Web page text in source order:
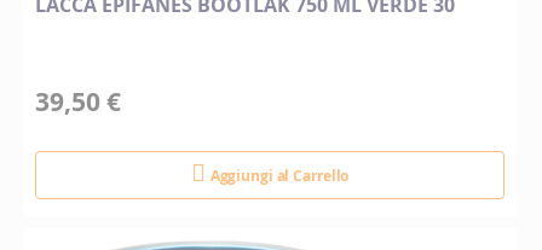
39,50 €
Aggiungi al Carrello